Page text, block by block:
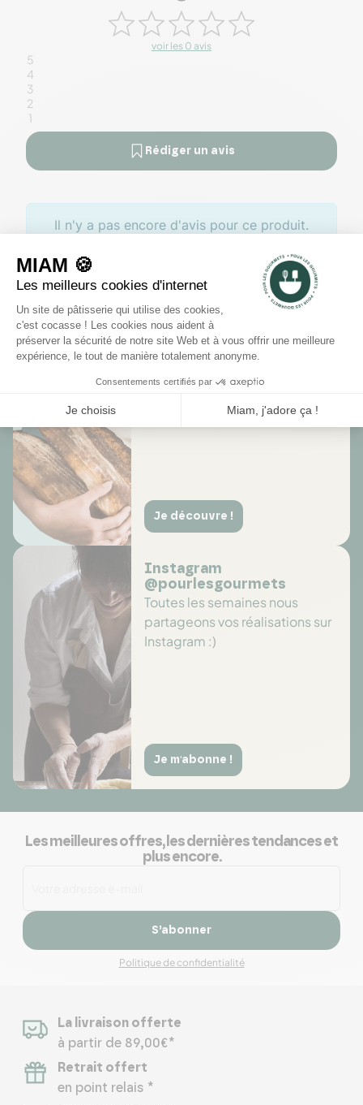
voir les 0 avis
5
4
3
2
1
Rédiger un avis
Il n'y a pas encore d'avis pour ce produit.
Des offres toute l’année
Profitez de promotions tout au
long de l'année sur des
sélections de produits
Je découvre !
Instagram
@pourlesgourmets
Toutes les semaines nous
partageons vos réalisations sur
Instagram :)
Je m'abonne !
Les meilleures offres, les dernières tendances et
plus encore.
S’abonner
Politique de confidentialité
La livraison offerte
à partir de 89,00€*
Retrait offert
en point relais *